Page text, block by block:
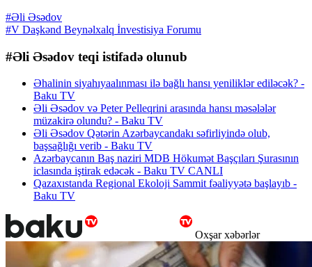
#Əli Əsədov
#V Daşkənd Beynəlxalq İnvestisiya Forumu
#Əli Əsədov teqi istifadə olunub
Əhalinin siyahıyaalınması ilə bağlı hansı yeniliklər ediləcək? -
Baku TV
Əli Əsədov və Peter Pelleqrini arasında hansı məsələlər
müzakirə olundu? - Baku TV
Əli Əsədov Qətərin Azərbaycandakı səfirliyində olub,
başsağlığı verib - Baku TV
Azərbaycanın Baş naziri MDB Hökumət Başçıları Şurasının
iclasında iştirak edəcək - Baku TV CANLI
Qazaxıstanda Regional Ekoloji Sammit fəaliyyətə başlayıb -
Baku TV
Oxşar xəbərlər